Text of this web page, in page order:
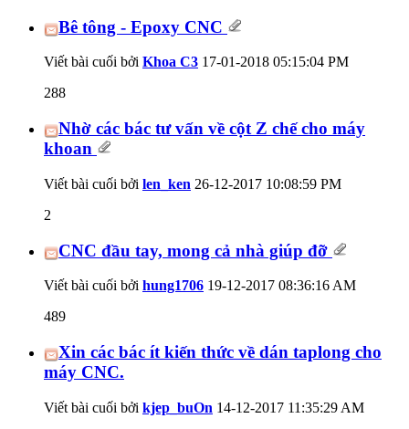
Bê tông - Epoxy CNC
Viết bài cuối bởi Khoa C3 17-01-2018 05:15:04 PM
288
Nhờ các bác tư vấn về cột Z chế cho máy
khoan
Viết bài cuối bởi len_ken 26-12-2017 10:08:59 PM
2
CNC đầu tay, mong cả nhà giúp đỡ
Viết bài cuối bởi hung1706 19-12-2017 08:36:16 AM
489
Xin các bác ít kiến thức về dán taplong cho
máy CNC.
Viết bài cuối bởi kjep_buOn 14-12-2017 11:35:29 AM